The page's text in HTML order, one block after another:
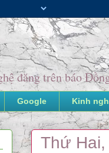
đăng trên báo
Google Kinh
Thứ